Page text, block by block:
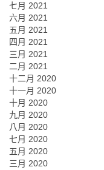
七月 2021
六月 2021
五月 2021
四月 2021
三月 2021
二月 2021
十二月 2020
十一月 2020
十月 2020
九月 2020
八月 2020
七月 2020
五月 2020
三月 2020